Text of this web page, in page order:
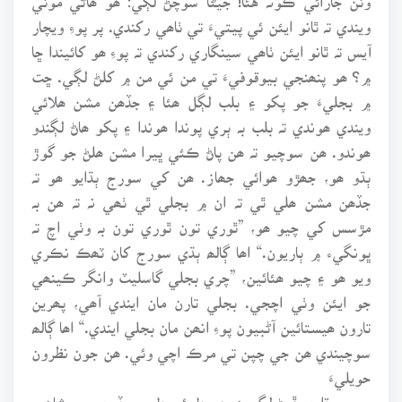
ويندي تہ ٿانو ايئن ئي پيتيءَ تي ٺاھي رکندي. پر پوءِ ويچار
آيس تہ ٿانو ايئن ٺاھي سينگاري رکندي تہ پوءِ ھو کائيندا ڇا
۾؟ ھو پنھنجي بيوقوفيءَ تي من ئي من ۾ کلڻ لڳي. ڇت
۾ بجليءَ جو پکو ۽ بلب لڳل ھئا ۽ جڏھن مشن ھلائي
ويندي ھوندي تہ بلب بہ ٻري پوندا ھوندا ۽ پکو ھاڻ لڳندو
ھوندو. ھن سوچيو تہ ھن پاڻ ڪئي ڀيرا مشن ھلڻ جو گوڙ
ٻڌو ھو، جھڙو ھوائي جھاز. ھن کي سورج ٻڌايو ھو تہ
جڏھن مشن ھلي ٿي تہ ان ۾ بجلي ٿي ٺھي نہ تہ ھن بہ
مڙسس کي چيو ھو، ”ٿوري تون ٿوري تون بہ وٺي اچ تہ
ڀونگيء ۾ ٻاريون.“ اھا ڳالھ ٻڌي سورج کان ٽھڪ نڪري
ويو ھو ۽ چيو ھئائين، ”چري بجلي گاسليٽ وانگر ڪينھي
جو ايئن وٺي اچجي. بجلي تارن مان ايندي آھي، پھرين
تارون ھيستائين آڻبيون پوءِ انھن مان بجلي ايندي.“ اھا ڳالھ
سوچيندي ھن جي چپن تي مرڪ اچي وئي. ھن جون نظرون
حويليءَ
جي چوڌاري ڦرڻ لڳيون. ھو دل ئي دل ۾ وڏيري جي شان ۽